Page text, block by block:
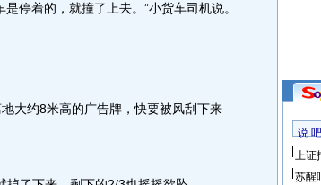
着的，就撞了上去。”小货车司机说。
约8米高的广告牌，快要被风刮下来
说
上证
苏醒